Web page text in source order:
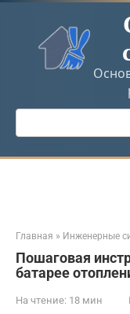
Перейти
контенту
Поиск:
Главная » Инженерные
Пошаговая
батарее
На чтение: 18 мин